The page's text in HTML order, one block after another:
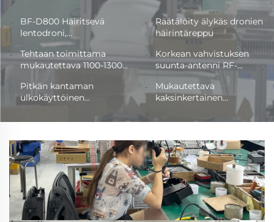
BF-D800 Häiritsevä
lentodroni,
kamuflaasireppu
Räätälöity älykäs dronien
häirintäreppu
Tehtaan toimittama
mukautettava 1100-1300
mm * 32 mm RF-
monisuuntainen
vastalenssiantenniin
Korkean vahvistuksen
suunta-antenni RF-
suodatin anti-UAV 900-
5,8 G Radiosammutin
UAV-signaalin estoon
taajuuden tunnistukseen
Pitkän kantaman
ulkokäyttöinen
vastalenssien
monisuuntainen RF-
taajuussuodatin
Mukautettava
kaksinkertainen
polarisaatioantenni
ulkokäyttöön, seitsemän
täyden taajuusalueen
levy
virtalähdemoduuleilla